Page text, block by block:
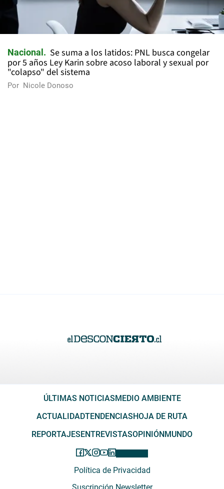
Nacional
Se suma a los latidos: PNL busca congelar
por 5 años Ley Karin sobre acoso laboral y sexual por
"colapso" del sistema
Por Nicole Donoso
ÚLTIMAS NOTICIAS MEDIO AMBIENTE
ACTUALIDADTENDENCIAS HOJA DE RUTA
REPORTAJES ENTREVISTASOPINIÓN MUNDO
Política de Privacidad